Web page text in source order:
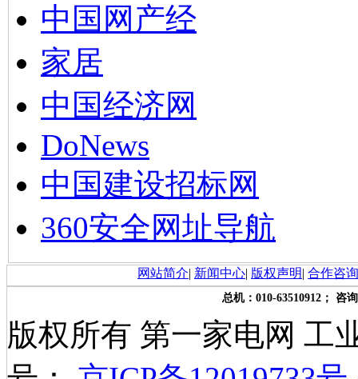
中国网产经
家居
中国经济网
DoNews
中国建设招标网
360安全网址导航
网站简介| 新闻中心| 版权声明| 合作咨询
总机：010-63510912； 咨
版权所有 第一家电网 工